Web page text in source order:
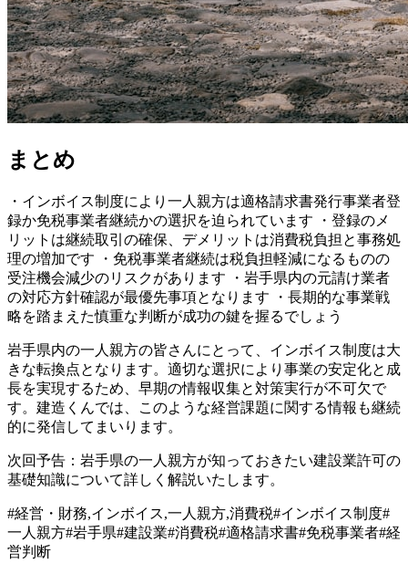
まとめ
・インボイス制度により一人親方は適格請求書発行事業者登
録か免税事業者継続かの選択を迫られています ・登録のメ
リットは継続取引の確保、デメリットは消費税負担と事務処
理の増加です ・免税事業者継続は税負担軽減になるものの
受注機会減少のリスクがあります ・岩手県内の元請け業者
の対応方針確認が最優先事項となります ・長期的な事業戦
略を踏まえた慎重な判断が成功の鍵を握るでしょう
岩手県内の一人親方の皆さんにとって、インボイス制度は大
きな転換点となります。適切な選択により事業の安定化と成
長を実現するため、早期の情報収集と対策実行が不可欠で
す。建造くんでは、このような経営課題に関する情報も継続
的に発信してまいります。
次回予告：岩手県の一人親方が知っておきたい建設業許可の
基礎知識について詳しく解説いたします。
#経営・財務,インボイス,一人親方,消費税#インボイス制度#
一人親方#岩手県#建設業#消費税#適格請求書#免税事業者#経
営判断